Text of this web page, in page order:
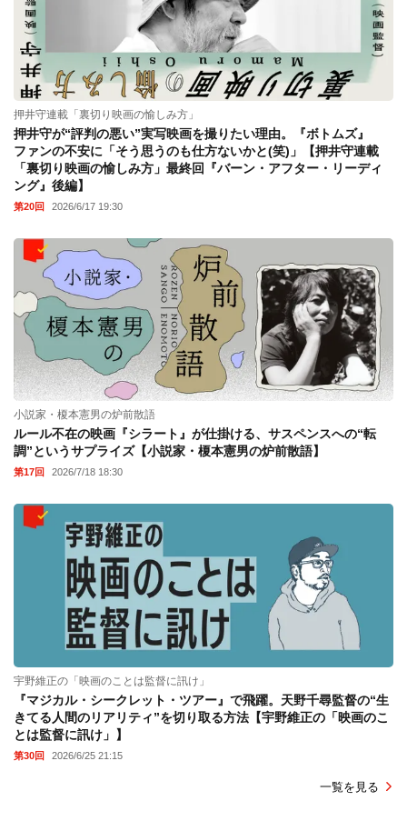
押井守連載「裏切り映画の愉しみ方」
押井守が“評判の悪い”実写映画を撮りたい理由。『ボトムズ』
ファンの不安に「そう思うのも仕方ないかと(笑)」【押井守連載
「裏切り映画の愉しみ方」最終回『バーン・アフター・リーディ
ング』後編】
第20回 2026/6/17 19:30
小説家・榎本憲男の炉前散語
ルール不在の映画『シラート』が仕掛ける、サスペンスへの“転
調”というサプライズ【小説家・榎本憲男の炉前散語】
第17回 2026/7/18 18:30
宇野維正の「映画のことは監督に訊け」
『マジカル・シークレット・ツアー』で飛躍。天野千尋監督の“生
きてる人間のリアリティ”を切り取る方法【宇野維正の「映画のこ
とは監督に訊け」】
第30回 2026/6/25 21:15
一覧を見る